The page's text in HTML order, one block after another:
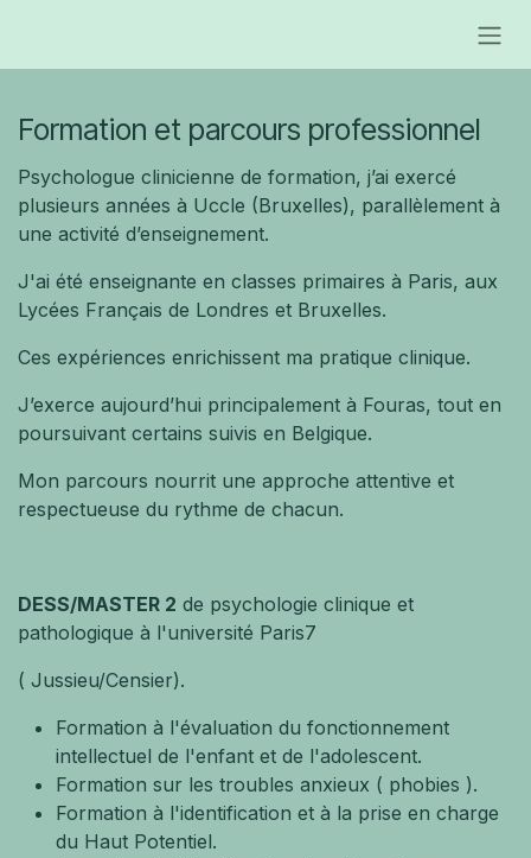
Formation et parcours professionnel
Psychologue clinicienne de formation, j’ai exercé
plusieurs années à Uccle (Bruxelles), parallèlement à
une activité d’enseignement.
J'ai été enseignante en classes primaires à Paris, aux
Lycées Français de Londres et Bruxelles.
Ces expériences enrichissent ma pratique clinique.
J’exerce aujourd’hui principalement à Fouras, tout en
poursuivant certains suivis en Belgique.
Mon parcours nourrit une approche attentive et
respectueuse du rythme de chacun.
DESS/MASTER 2 de psychologie clinique et
pathologique à l'université Paris7
( Jussieu/Censier).
Formation à l'évaluation du fonctionnement
intellectuel de l'enfant et de l'adolescent.
Formation sur les troubles anxieux ( phobies ).
Formation à l'identification et à la prise en charge
du Haut Potentiel.